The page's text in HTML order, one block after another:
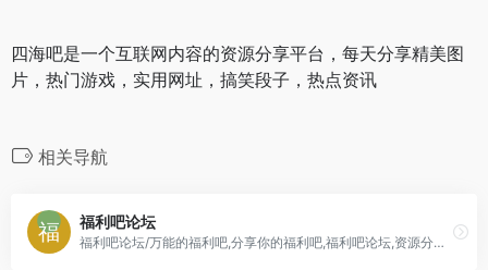
四海吧是一个互联网内容的资源分享平台，每天分享精美图
片，热门游戏，实用网址，搞笑段子，热点资讯
相关导航
福利吧论坛
福利吧论坛/万能的福利吧,分享你的福利吧,福利吧论坛,资源分享论坛,万能的的福利吧